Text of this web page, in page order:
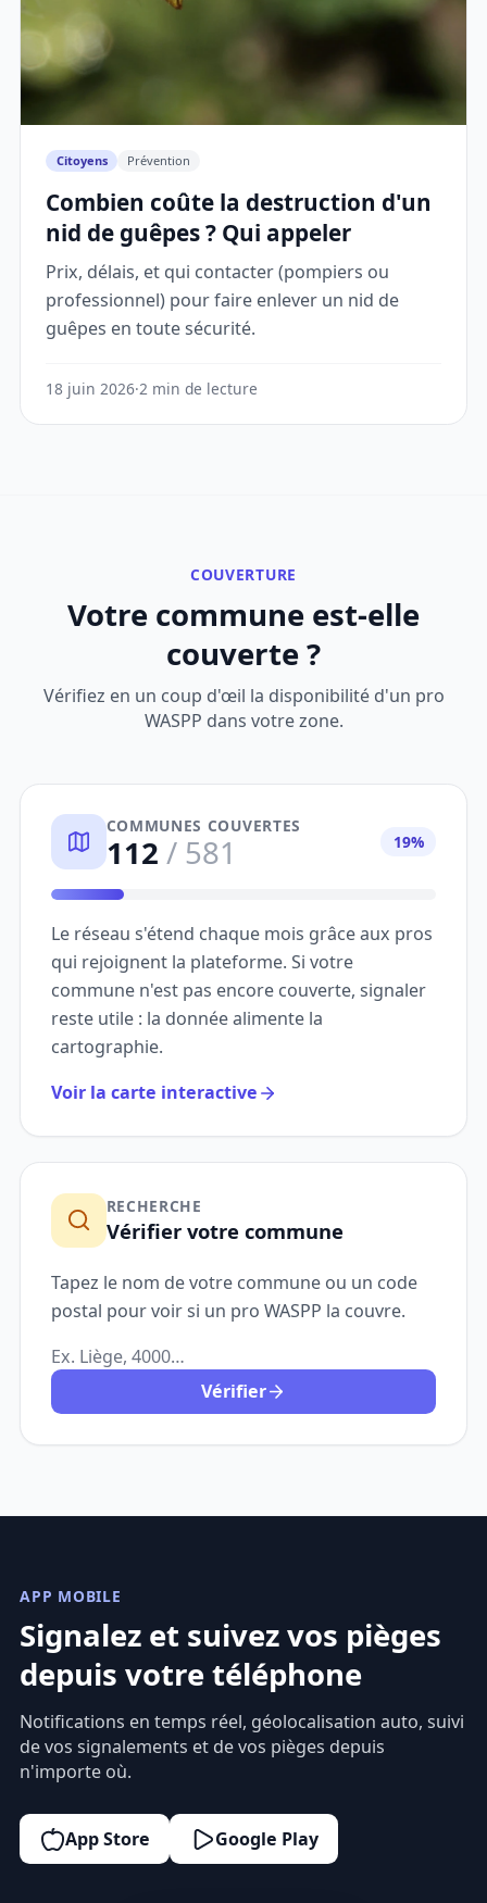
Citoyens Prévention
Combien coûte la destruction d'un
nid de guêpes ? Qui appeler
Prix, délais, et qui contacter (pompiers ou
professionnel) pour faire enlever un nid de
guêpes en toute sécurité.
18 juin 2026·2 min de lecture
COUVERTURE
Votre commune est-elle
couverte ?
Vérifiez en un coup d'œil la disponibilité d'un pro
WASPP dans votre zone.
COMMUNES COUVERTES
112 / 581 19%
Le réseau s'étend chaque mois grâce aux pros
qui rejoignent la plateforme. Si votre
commune n'est pas encore couverte, signaler
reste utile : la donnée alimente la
cartographie.
Voir la carte interactive
RECHERCHE
Vérifier votre commune
Tapez le nom de votre commune ou un code
postal pour voir si un pro WASPP la couvre.
Recherche
Vérifier
APP MOBILE
Signalez et suivez vos pièges
depuis votre téléphone
Notifications en temps réel, géolocalisation auto, suivi
de vos signalements et de vos pièges depuis
n'importe où.
App Store Google Play